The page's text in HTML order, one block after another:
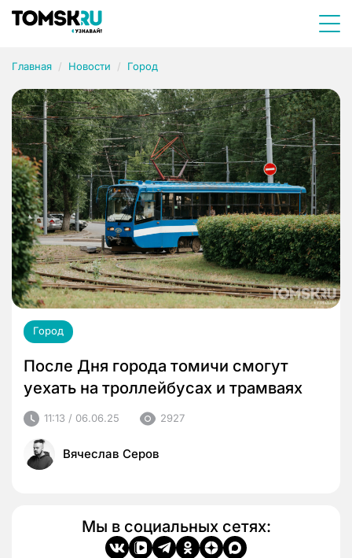
Главная Новости Город
Город
После Дня города томичи смогут
уехать на троллейбусах и трамваях
11:13 / 06.06.25 2927
Вячеслав Серов
Мы в социальных сетях: